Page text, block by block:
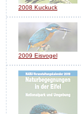
2008 Kuckuck
2009 Eisvogel